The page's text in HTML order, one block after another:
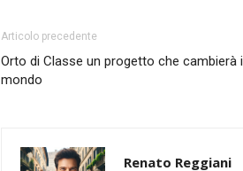
Articolo precedente
Orto di Classe un progetto che cambierà il
mondo
Renato Reggiani